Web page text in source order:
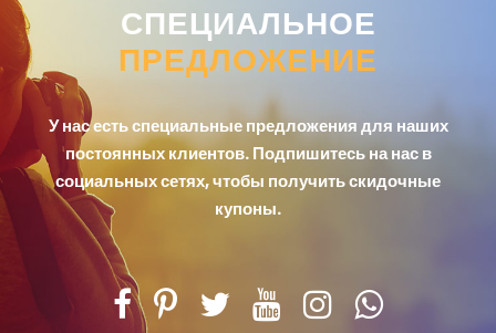
СПЕЦИАЛЬНОЕ
ПРЕДЛОЖЕНИЕ
У нас есть специальные предложения для наших
постоянных клиентов. Подпишитесь на нас в
социальных сетях, чтобы получить скидочные
купоны.